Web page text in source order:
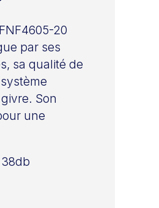
20
par ses
sa qualité de
Son
une